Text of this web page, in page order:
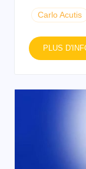
Carlo Acutis
PLUS